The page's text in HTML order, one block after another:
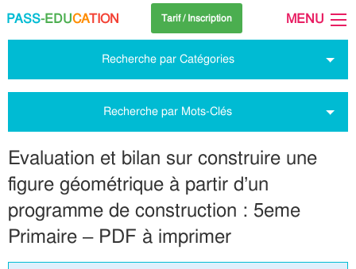
PASS-EDUCATION Tarif / Inscription MENU
Recherche par Catégories
Recherche par Mots-Clés
Evaluation et bilan sur construire une
figure géométrique à partir d’un
programme de construction : 5eme
Primaire – PDF à imprimer